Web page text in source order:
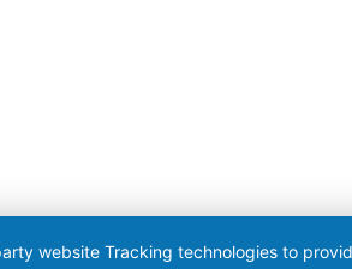
website Tracking technologies to